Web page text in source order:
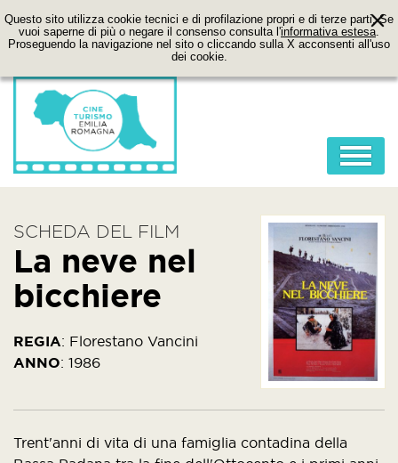
Questo sito utilizza cookie tecnici e di profilazione propri e di terze parti. Se
vuoi saperne di più o negare il consenso consulta l'informativa estesa.
Proseguendo la navigazione nel sito o cliccando sulla X acconsenti all'uso
dei cookie.
ABOUT
FILM
SCHEDA DEL FILM
La neve nel
bicchiere
REGIA: Florestano Vancini
ANNO: 1986
Trent'anni di vita di una famiglia contadina della